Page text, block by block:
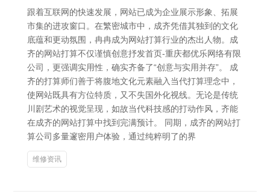
跟着互联网的快速发展，网站已成为企业展示形象、拓展
市集的进攻窗口。在繁密城市中，成齐凭借其独到的文化
底蕴和更动氛围，冉冉成为网站打算行业的杰出人物。成
齐的网站打算不仅谨慎创意抒发首页-重庆都优乐网络有限
公司，更强调实用性，确实齐备了“创意与实用并存”。 成
齐的打算师们善于将腹地文化元素融入当代打算理念中，
使网站既具有方位特质，又不失国外化视线。无论是传统
川剧艺术的视觉呈现，如故当代科技感的打动作风，齐能
在成齐的网站打算中找到完满预计。 同期，成齐的网站打
算公司多量邃密用户体验，通过纯粹明了的界
维修资讯